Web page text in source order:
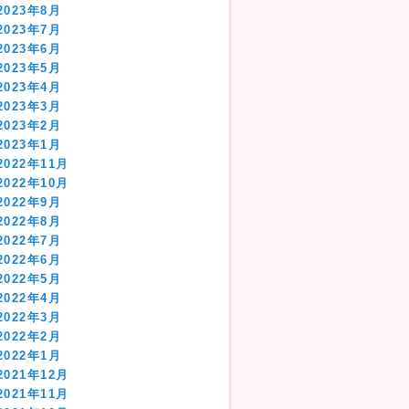
年8月
年7月
年6月
年5月
年4月
年3月
年2月
年1月
年11月
年10月
年9月
年8月
年7月
年6月
年5月
年4月
年3月
年2月
年1月
年12月
年11月